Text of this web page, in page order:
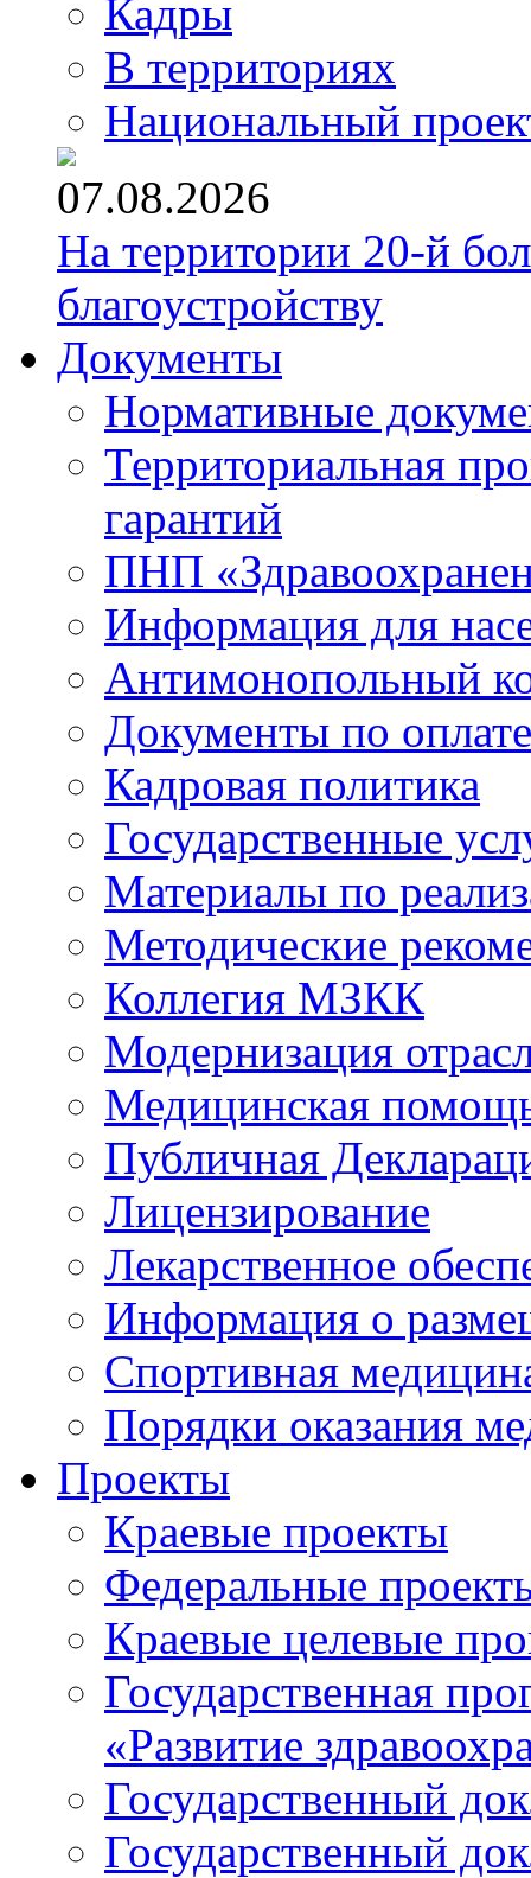
Кадры
В территориях
Национальный
07.08.2026
На территории 20-й
благоустройству
Документы
Нормативные
Территориальная
гарантий
ПНП
Информация для
Антимонопольный
Документы по
Кадровая политика
Государственные
Материалы по
Методические
Коллегия МЗКК
Модернизация
Медицинская
Публичная
Лицензирование
Лекарственное
Информация о
Спортивная
Порядки оказания
Проекты
Краевые проекты
Федеральные
Краевые целевые
Государственная
«Развитие
Государственный
Государственный